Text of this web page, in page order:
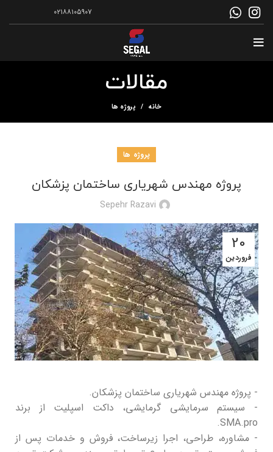
۰۲۱۸۸۱۰۵۹۰۷
مقالات
خانه پروژه ها
پروژه ها
پروژه مهندس شهریاری ساختمان پزشکان
Sepehr Razavi
20
فروردین
- پروژه مهندس شهریاری ساختمان پزشکان.
- سیستم سرمایشی گرمایشی، داکت اسپلیت از برند
SMA.pro.
- مشاوره، طراحی، اجرا زیرساخت، فروش و خدمات پس از